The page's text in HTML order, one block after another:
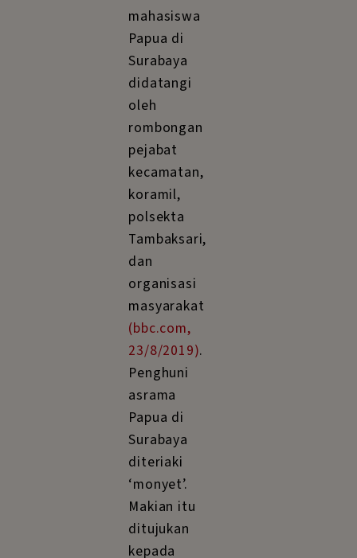
mahasiswa
Papua di
Surabaya
didatangi
oleh
rombongan
pejabat
kecamatan,
koramil,
polsekta
Tambaksari,
dan
organisasi
masyarakat
(bbc.com,
23/8/2019).
Penghuni
asrama
Papua di
Surabaya
diteriaki
‘monyet’.
Makian itu
ditujukan
kepada